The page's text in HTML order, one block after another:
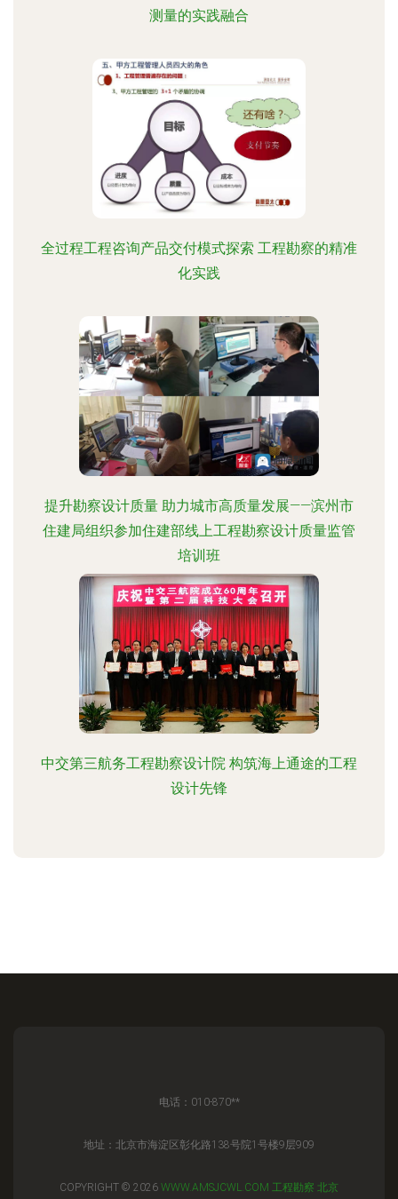
测量的实践融合
全过程工程咨询产品交付模式探索 工程勘察的精准
化实践
提升勘察设计质量 助力城市高质量发展——滨州市
住建局组织参加住建部线上工程勘察设计质量监管
培训班
中交第三航务工程勘察设计院 构筑海上通途的工程
设计先锋
电话：010-870**
地址：北京市海淀区彰化路138号院1号楼9层909
COPYRIGHT © 2026 WWW.AMSJCWL.COM 工程勘察 北京